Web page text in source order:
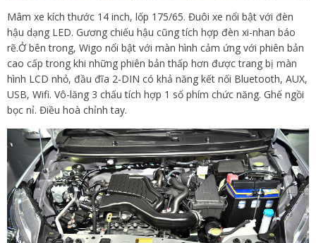
Mâm xe kích thước 14 inch, lốp 175/65. Đuôi xe nổi bật với đèn
hậu dạng LED. Gương chiếu hậu cũng tích hợp đèn xi-nhan báo
rẽ.Ở bên trong, Wigo nổi bật với màn hình cảm ứng với phiên bản
cao cấp trong khi những phiên bản thấp hơn được trang bị màn
hình LCD nhỏ, đầu đĩa 2-DIN có khả năng kết nối Bluetooth, AUX,
USB, Wifi. Vô-lăng 3 chấu tích hợp 1 số phím chức năng. Ghế ngồi
bọc nỉ. Điều hoà chỉnh tay.